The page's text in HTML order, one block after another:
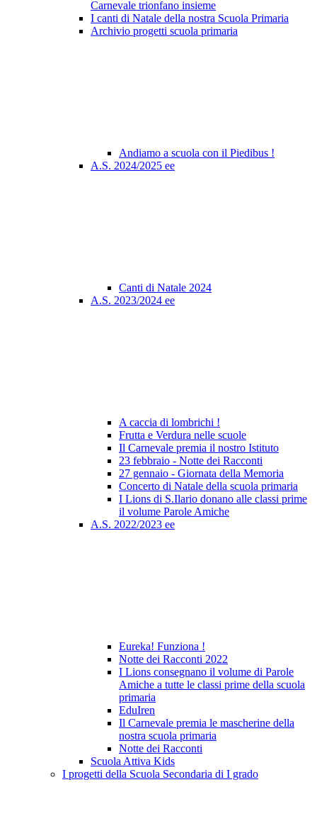
Carnevale trionfano insieme
I canti di Natale della nostra Scuola Primaria
Archivio progetti scuola primaria
Andiamo a scuola con il Piedibus !
A.S. 2024/2025 ee
Canti di Natale 2024
A.S. 2023/2024 ee
A caccia di lombrichi !
Frutta e Verdura nelle scuole
Il Carnevale premia il nostro Istituto
23 febbraio - Notte dei Racconti
27 gennaio - Giornata della Memoria
Concerto di Natale della scuola primaria
I Lions di S.Ilario donano alle classi prime
il volume Parole Amiche
A.S. 2022/2023 ee
Eureka! Funziona !
Notte dei Racconti 2022
I Lions consegnano il volume di Parole
Amiche a tutte le classi prime della scuola
primaria
EduIren
Il Carnevale premia le mascherine della
nostra scuola primaria
Notte dei Racconti
Scuola Attiva Kids
I progetti della Scuola Secondaria di I grado